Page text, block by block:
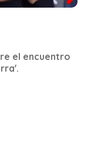
el encuentro